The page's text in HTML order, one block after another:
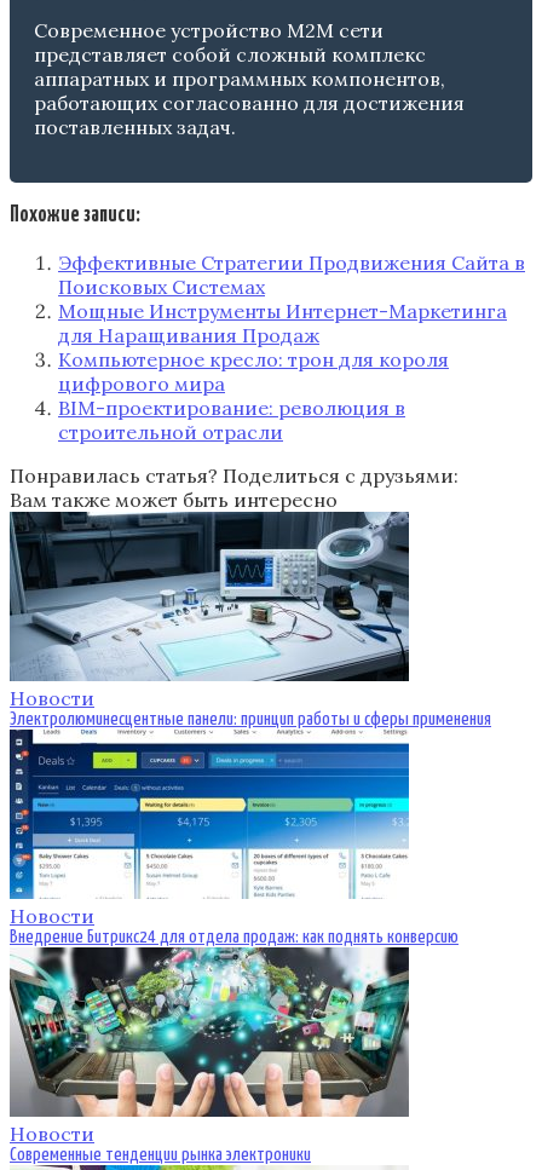
Современное устройство M2M сети
представляет собой сложный комплекс
аппаратных и программных компонентов,
работающих согласованно для достижения
поставленных задач.
Похожие записи:
Эффективные Стратегии Продвижения Сайта в
Поисковых Системах
Мощные Инструменты Интернет-Маркетинга
для Наращивания Продаж
Компьютерное кресло: трон для короля
цифрового мира
BIM-проектирование: революция в
строительной отрасли
Понравилась статья? Поделиться с друзьями:
Вам также может быть интересно
Новости
Электролюминесцентные панели: принцип работы и сферы применения
Новости
Внедрение Битрикс24 для отдела продаж: как поднять конверсию
Новости
Современные тенденции рынка электроники